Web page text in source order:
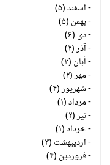
-اسفند (۵)
-بهمن (۵)
-دی (۶)
-آذر (۲)
-آبان (۳)
-مهر (۲)
-شهریور (۴)
-مرداد (۱)
-تیر (۲)
-خرداد (۱)
-اردیبهشت (۳)
-فروردین (۴)